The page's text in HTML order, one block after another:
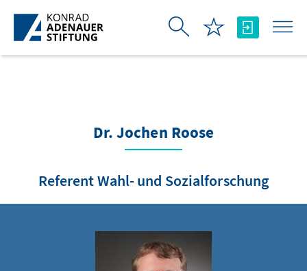
Skip to Main Content
Dr. Jochen Roose
Referent Wahl- und Sozialforschung